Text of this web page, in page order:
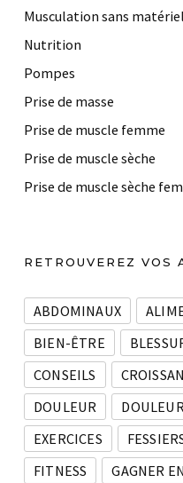
Musculation sans matériel
Nutrition
Pompes
Prise de masse
Prise de muscle femme
Prise de muscle sèche
Prise de muscle sèche
RETROUVEREZ VOS
ABDOMINAUX
BIEN-ÊTRE
CONSEILS
DOULEUR
EXERCICES
FITNESS
GAGNER